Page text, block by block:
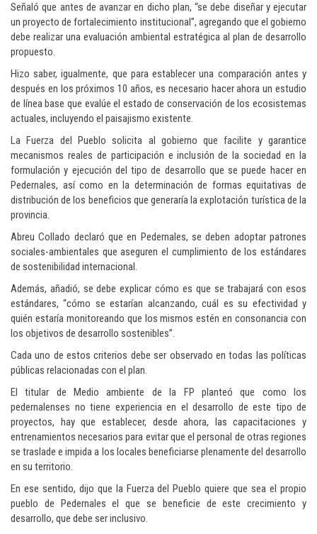
Señaló que antes de avanzar en dicho plan, “se debe diseñar y ejecutar
un proyecto de fortalecimiento institucional”, agregando que el gobierno
debe realizar una evaluación ambiental estratégica al plan de desarrollo
propuesto.
Hizo saber, igualmente, que para establecer una comparación antes y
después en los próximos 10 años, es necesario hacer ahora un estudio
de línea base que evalúe el estado de conservación de los ecosistemas
actuales, incluyendo el paisajismo existente.
La Fuerza del Pueblo solicita al gobierno que facilite y garantice
mecanismos reales de participación e inclusión de la sociedad en la
formulación y ejecución del tipo de desarrollo que se puede hacer en
Pedernales, así como en la determinación de formas equitativas de
distribución de los beneficios que generaría la explotación turística de la
provincia.
Abreu Collado declaró que en Pedernales, se deben adoptar patrones
sociales-ambientales que aseguren el cumplimiento de los estándares
de sostenibilidad internacional.
Además, añadió, se debe explicar cómo es que se trabajará con esos
estándares, “cómo se estarían alcanzando, cuál es su efectividad y
quién estaría monitoreando que los mismos estén en consonancia con
los objetivos de desarrollo sostenibles”.
Cada uno de estos criterios debe ser observado en todas las políticas
públicas relacionadas con el plan.
El titular de Medio ambiente de la FP planteó que como los
pedernalenses no tiene experiencia en el desarrollo de este tipo de
proyectos, hay que establecer, desde ahora, las capacitaciones y
entrenamientos necesarios para evitar que el personal de otras regiones
se traslade e impida a los locales beneficiarse plenamente del desarrollo
en su territorio.
En ese sentido, dijo que la Fuerza del Pueblo quiere que sea el propio
pueblo de Pedernales el que se beneficie de este crecimiento y
desarrollo, que debe ser inclusivo.